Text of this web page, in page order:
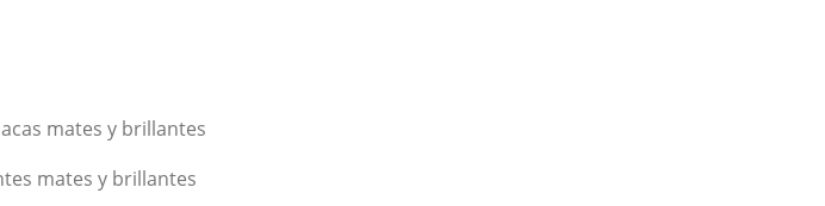
mates y brillantes
mates y brillantes